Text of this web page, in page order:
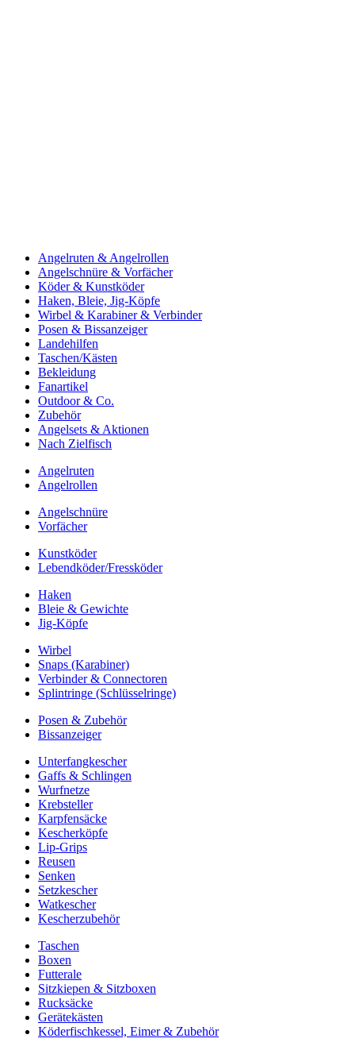
Angelruten & Angelrollen
Angelschnüre & Vorfächer
Köder & Kunstköder
Haken, Bleie, Jig-Köpfe
Wirbel & Karabiner & Verbinder
Posen & Bissanzeiger
Landehilfen
Taschen/Kästen
Bekleidung
Fanartikel
Outdoor & Co.
Zubehör
Angelsets & Aktionen
Nach Zielfisch
Angelruten
Angelrollen
Angelschnüre
Vorfächer
Kunstköder
Lebendköder/Fressköder
Haken
Bleie & Gewichte
Jig-Köpfe
Wirbel
Snaps (Karabiner)
Verbinder & Connectoren
Splintringe (Schlüsselringe)
Posen & Zubehör
Bissanzeiger
Unterfangkescher
Gaffs & Schlingen
Wurfnetze
Krebsteller
Karpfensäcke
Kescherköpfe
Lip-Grips
Reusen
Senken
Setzkescher
Watkescher
Kescherzubehör
Taschen
Boxen
Futterale
Sitzkiepen & Sitzboxen
Rucksäcke
Gerätekästen
Köderfischkessel, Eimer & Zubehör